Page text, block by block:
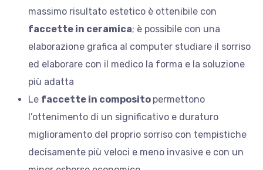
massimo risultato estetico è ottenibile con
faccette in ceramica; è possibile con una
elaborazione grafica al computer studiare il sorriso
ed elaborare con il medico la forma e la soluzione
più adatta
Le faccette in composito permettono
l’ottenimento di un significativo e duraturo
miglioramento del proprio sorriso con tempistiche
decisamente più veloci e meno invasive e con un